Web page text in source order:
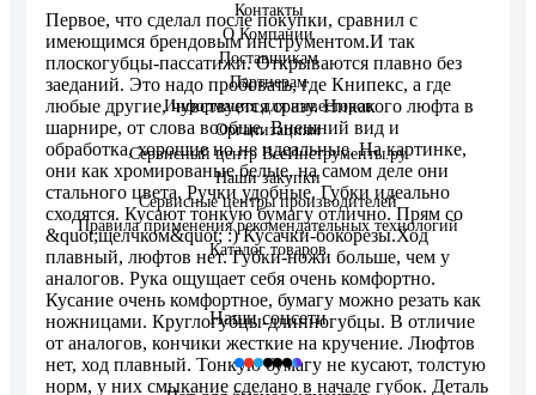
Первое, что сделал после покупки, сравнил с
имеющимся брендовым инструментом.И так
плоскогубцы-пассатижи. Открываются плавно без
заеданий. Это надо пробовать, где Книпекс, а где
любые другие, чувствуется сразу. Никакого люфта в
шарнире, от слова вообще. Внешний вид и
обработка, хорошие но не идеальные. На картинке,
они как хромированые белые, на самом деле они
стального цвета. Ручки удобные. Губки идеально
сходятся. Кусают тонкую бумагу отлично. Прям со
&quot;щелчком&quot; :) Кусачки-бокорезы.Ход
плавный, люфтов нет. Губки-ножи больше, чем у
аналогов. Рука ощущает себя очень комфортно.
Кусание очень комфортное, бумагу можно резать как
ножницами. Круглогубцы-длинногубцы. В отличие
от аналогов, кончики жесткие на кручение. Люфтов
нет, ход плавный. Тонкую бумагу не кусают, толстую
норм, у них смыкание сделано в начале губок. Деталь
Контакты
О Компании
Поставщикам
Партнерам
Информация для инвесторов
Организациям
Сервисный центр ВсеИнструменты.ру
Наши закупки
Сервисные центры производителей
Правила применения рекомендательных технологий
Каталог товаров
Наши соцсети